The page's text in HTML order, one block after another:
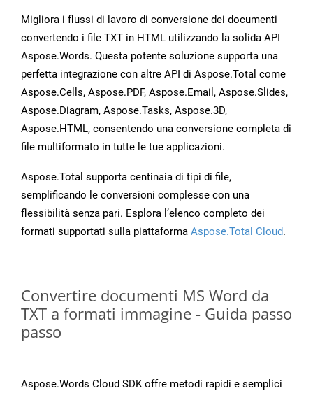
Migliora i flussi di lavoro di conversione dei documenti
convertendo i file TXT in HTML utilizzando la solida API
Aspose.Words. Questa potente soluzione supporta una
perfetta integrazione con altre API di Aspose.Total come
Aspose.Cells, Aspose.PDF, Aspose.Email, Aspose.Slides,
Aspose.Diagram, Aspose.Tasks, Aspose.3D,
Aspose.HTML, consentendo una conversione completa di
file multiformato in tutte le tue applicazioni.
Aspose.Total supporta centinaia di tipi di file,
semplificando le conversioni complesse con una
flessibilità senza pari. Esplora l’elenco completo dei
formati supportati sulla piattaforma Aspose.Total Cloud.
Convertire documenti MS Word da
TXT a formati immagine - Guida passo
passo
Aspose.Words Cloud SDK offre metodi rapidi e semplici